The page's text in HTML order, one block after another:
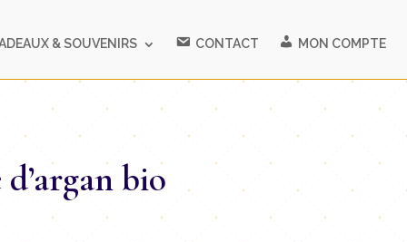
& SOUVENIRS CONTACT MON COMPTE
bio